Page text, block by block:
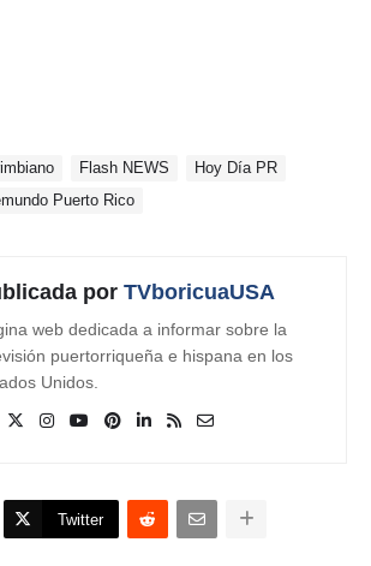
Flash NEWS
Hoy Día PR
Puerto Rico
por TVboricuaUSA
web dedicada a informar sobre la
puertorriqueña e hispana en los
Unidos.
Twitter